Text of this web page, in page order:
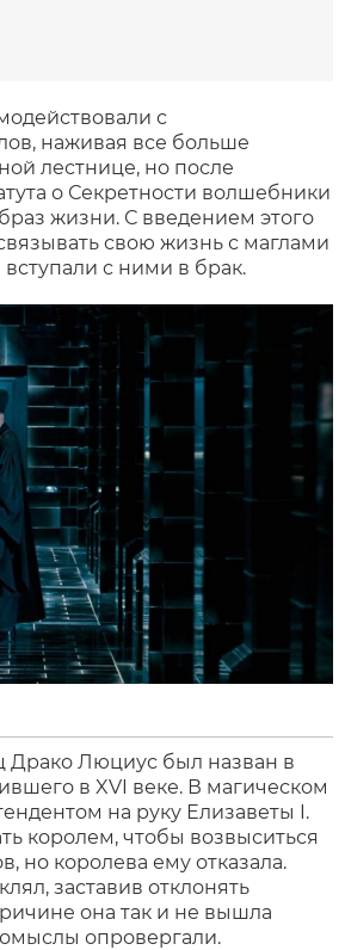
с
наживая все больше
лестнице, но после
о Секретности волшебники
жизни. С введением этого
свою жизнь с маглами
с ними в брак.
Драко Люциус был назван в
в XVI веке. В магическом
на руку Елизаветы I.
королем, чтобы возвыситься
но королева ему отказала.
заставив отклонять
она так и не вышла
опровергали.